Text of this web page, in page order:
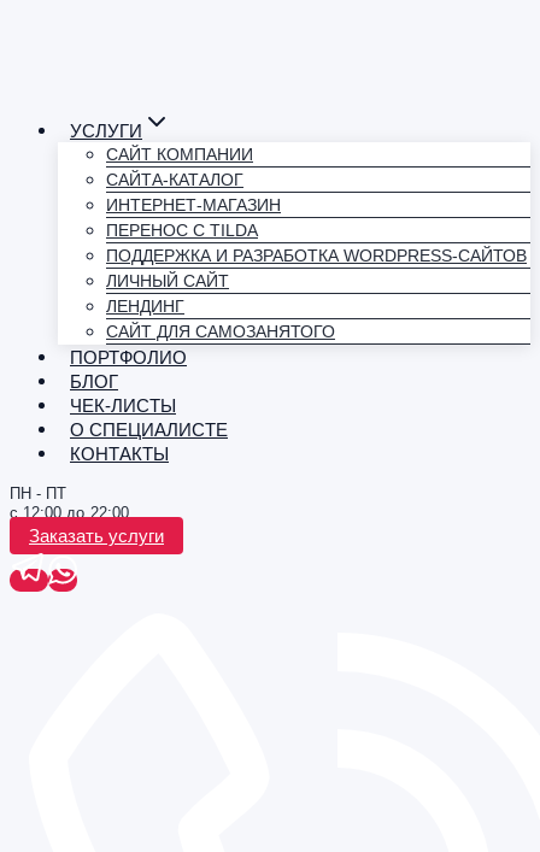
УСЛУГИ
САЙТ КОМПАНИИ
САЙТА-КАТАЛОГ
ИНТЕРНЕТ-МАГАЗИН
ПЕРЕНОС С TILDA
ПОДДЕРЖКА И РАЗРАБОТКА WORDPRESS-САЙТОВ
ЛИЧНЫЙ САЙТ
ЛЕНДИНГ
САЙТ ДЛЯ САМОЗАНЯТОГО
ПОРТФОЛИО
БЛОГ
ЧЕК-ЛИСТЫ
О СПЕЦИАЛИСТЕ
КОНТАКТЫ
ПН - ПТ
с 12:00 до 22:00
Заказать услуги